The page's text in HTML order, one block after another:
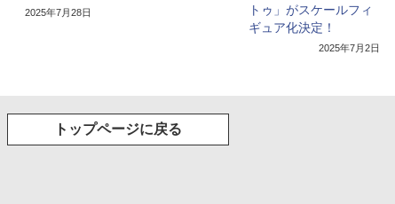
2025年7月28日
トゥ」がスケールフィ
ギュア化決定！
2025年7月2日
トップページに戻る